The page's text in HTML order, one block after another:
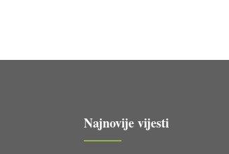
Najnovije vijesti